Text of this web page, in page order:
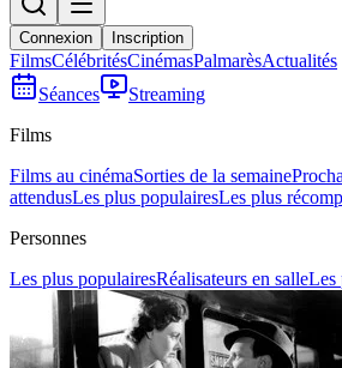
Connexion Inscription
FilmsCélébritésCinémasPalmarèsActualités
Séances
Streaming
Films
Films au cinémaSorties de la semaine
attendusLes plus populairesLes plus
Personnes
Les plus populairesRéalisateurs en salleLes